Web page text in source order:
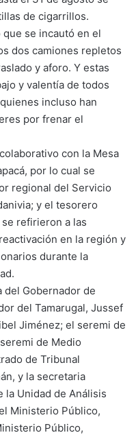
de cigarrillos.
se incautó en el
dos camiones repletos
y aforo. Y estas
y valentía de todos
incluso han
por frenar el
con la Mesa
por lo cual se
regional del Servicio
y el tesorero
refirieron a las
en la región y
durante la
del Gobernador de
del Tamarugal, Jussef
Jiménez; el seremi de
de Medio
de Tribunal
y la secretaria
la Unidad de Análisis
Ministerio Público,
Público,